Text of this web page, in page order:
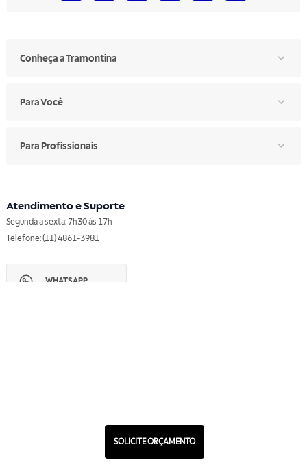
SOLICITE ORÇAMENTO
Conheça a Tramontina
Para Você
Para Profissionais
Atendimento e Suporte
Segunda a sexta: 7h30 às 17h
Telefone: (11) 4861-3981
WHATSAPP